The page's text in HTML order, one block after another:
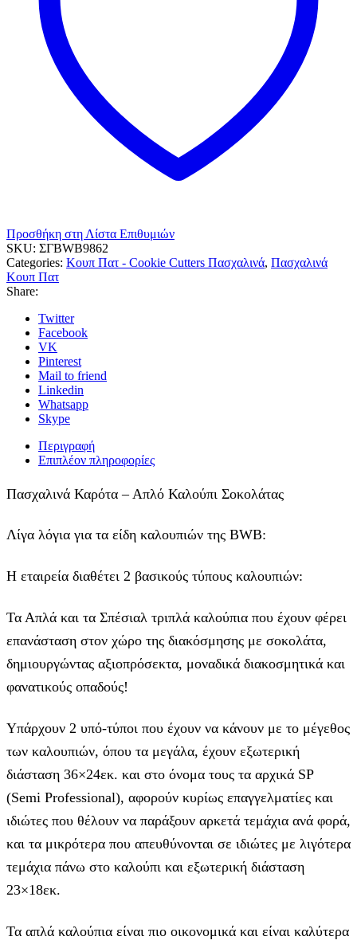
Προσθήκη στη Λίστα Επιθυμιών
SKU: ΣΓBWB9862
Categories: Κουπ Πατ - Cookie Cutters Πασχαλινά, Πασχαλινά
Κουπ Πατ
Share:
Twitter
Facebook
VK
Pinterest
Mail to friend
Linkedin
Whatsapp
Skype
Περιγραφή
Επιπλέον πληροφορίες
Πασχαλινά Καρότα – Απλό Καλούπι Σοκολάτας
Λίγα λόγια για τα είδη καλουπιών της BWB:
Η εταιρεία διαθέτει 2 βασικούς τύπους καλουπιών:
Τα Απλά και τα Σπέσιαλ τριπλά καλούπια που έχουν φέρει
επανάσταση στον χώρο της διακόσμησης με σοκολάτα,
δημιουργώντας αξιοπρόσεκτα, μοναδικά διακοσμητικά και
φανατικούς οπαδούς!
Υπάρχουν 2 υπό-τύποι που έχουν να κάνουν με το μέγεθος
των καλουπιών, όπου τα μεγάλα, έχουν εξωτερική
διάσταση 36×24εκ. και στο όνομα τους τα αρχικά SP
(Semi Professional), αφορούν κυρίως επαγγελματίες και
ιδιώτες που θέλουν να παράξουν αρκετά τεμάχια ανά φορά,
και τα μικρότερα που απευθύνονται σε ιδιώτες με λιγότερα
τεμάχια πάνω στο καλούπι και εξωτερική διάσταση
23×18εκ.
Τα απλά καλούπια είναι πιο οικονομικά και είναι καλύτερα